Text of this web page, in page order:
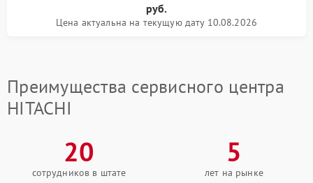
руб.
Цена актуальна на текущую дату 10.08.2026
Преимущества сервисного центра
HITACHI
20
сотрудников в штате
5
лет на рынке